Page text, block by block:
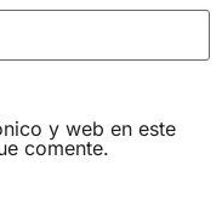
y web en este
comente.